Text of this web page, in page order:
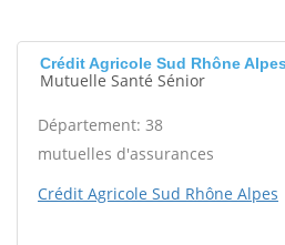
Crédit Agricole Sud Rhône
Mutuelle Santé Sénior
Département: 38
mutuelles d'assurances
Crédit Agricole Sud Rhône Alpes